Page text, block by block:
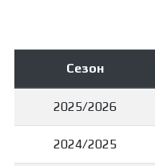
Сезон
2025/2026
2024/2025